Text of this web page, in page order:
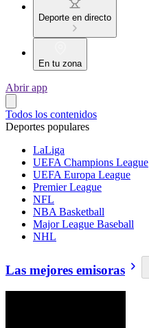
Deporte en directo
En tu zona
Abrir app
Todos los contenidos
Deportes populares
LaLiga
UEFA Champions League
UEFA Europa League
Premier League
NFL
NBA Basketball
Major League Baseball
NHL
Las mejores emisoras